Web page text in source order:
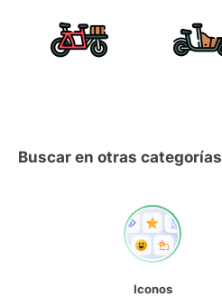
Buscar en otras categorías
Iconos